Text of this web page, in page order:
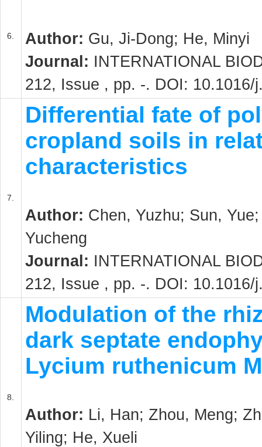
6. Author: Gu, Ji-Dong; He, Minyi
Journal: INTERNATIONAL
212, Issue , pp. -. DOI: 10.1016/
7.
Differential fate of
cropland soils in
characteristics
Author: Chen, Yuzhu; Sun,
Yucheng
Journal: INTERNATIONAL
212, Issue , pp. -. DOI: 10.1016/
8.
Modulation of the
dark septate
Lycium ruthenicum
Author: Li, Han; Zhou, Meng;
Yiling; He, Xueli